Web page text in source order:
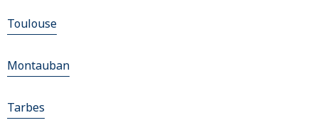
Toulouse
Montauban
Tarbes